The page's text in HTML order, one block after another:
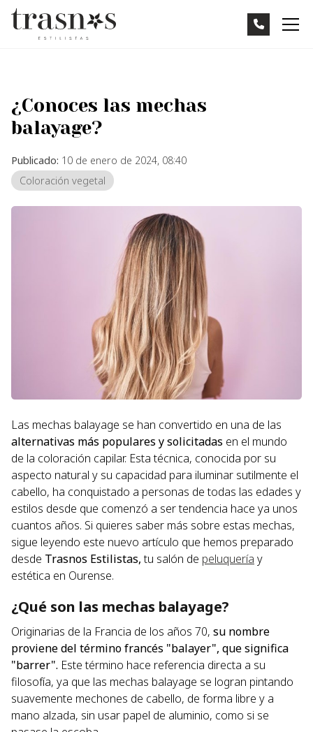
¿Conoces las mechas
balayage?
Publicado: 10 de enero de 2024, 08:40
Coloración vegetal
Las mechas balayage se han convertido en una de las
alternativas más populares y solicitadas en el mundo
de la coloración capilar. Esta técnica, conocida por su
aspecto natural y su capacidad para iluminar sutilmente el
cabello, ha conquistado a personas de todas las edades y
estilos desde que comenzó a ser tendencia hace ya unos
cuantos años. Si quieres saber más sobre estas mechas,
sigue leyendo este nuevo artículo que hemos preparado
desde Trasnos Estilistas,tu salón de peluquería y
estética en Ourense.
¿Qué son las mechas balayage?
Originarias de la Francia de los años 70, su nombre
proviene del término francés "balayer", que significa
"barrer". Este término hace referencia directa a su
filosofía, ya que las mechas balayage se logran pintando
suavemente mechones de cabello, de forma libre y a
mano alzada, sin usar papel de aluminio, como si se